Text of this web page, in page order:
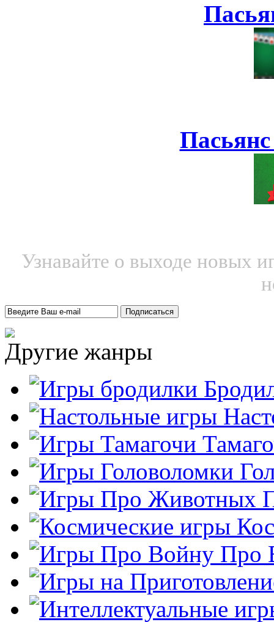
Узнавайте о выходе новых
Другие жанры
Про